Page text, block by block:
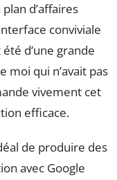
d’affaires
conviviale
d’une grande
moi qui n’avait pas
vivement cet
efficace.
de produire des
avec Google